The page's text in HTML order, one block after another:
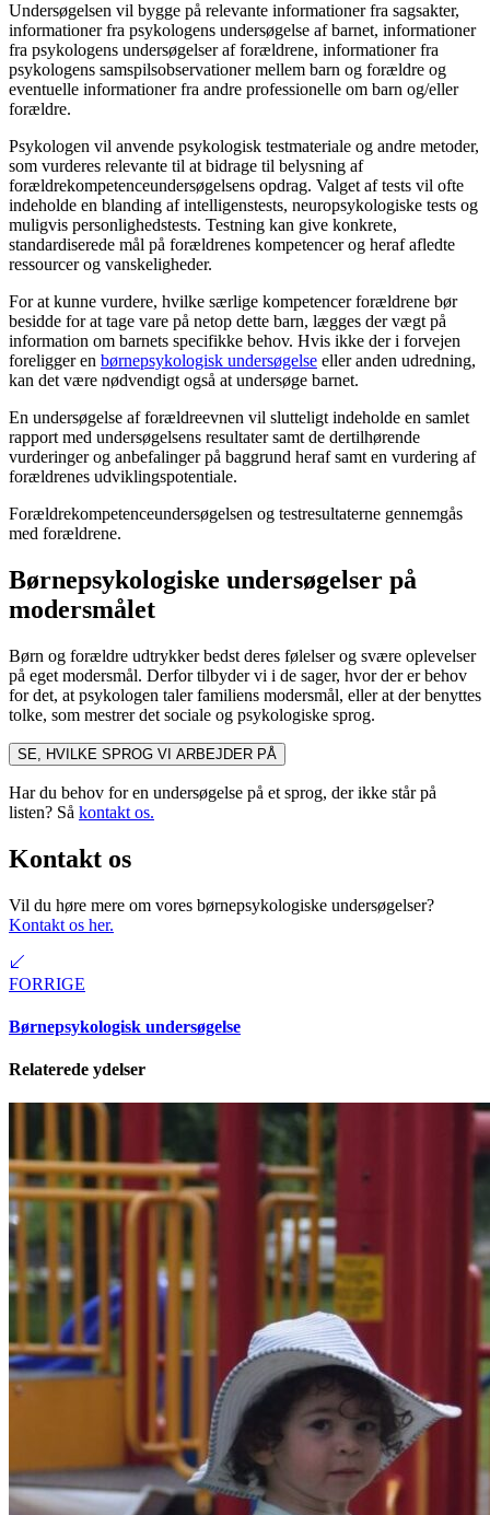
Undersøgelsen vil bygge på relevante informationer fra sagsakter,
informationer fra psykologens undersøgelse af barnet, informationer
fra psykologens undersøgelser af forældrene, informationer fra
psykologens samspilsobservationer mellem barn og forældre og
eventuelle informationer fra andre professionelle om barn og/eller
forældre.
Psykologen vil anvende psykologisk testmateriale og andre metoder,
som vurderes relevante til at bidrage til belysning af
forældrekompetenceundersøgelsens opdrag. Valget af tests vil ofte
indeholde en blanding af intelligenstests, neuropsykologiske tests og
muligvis personlighedstests. Testning kan give konkrete,
standardiserede mål på forældrenes kompetencer og heraf afledte
ressourcer og vanskeligheder.
For at kunne vurdere, hvilke særlige kompetencer forældrene bør
besidde for at tage vare på netop dette barn, lægges der vægt på
information om barnets specifikke behov. Hvis ikke der i forvejen
foreligger en børnepsykologisk undersøgelse eller anden udredning,
kan det være nødvendigt også at undersøge barnet.
En undersøgelse af forældreevnen vil slutteligt indeholde en samlet
rapport med undersøgelsens resultater samt de dertilhørende
vurderinger og anbefalinger på baggrund heraf samt en vurdering af
forældrenes udviklingspotentiale.
Forældrekompetenceundersøgelsen og testresultaterne gennemgås
med forældrene.
Børnepsykologiske undersøgelser på
modersmålet
Børn og forældre udtrykker bedst deres følelser og svære oplevelser
på eget modersmål. Derfor tilbyder vi i de sager, hvor der er behov
for det, at psykologen taler familiens modersmål, eller at der benyttes
tolke, som mestrer det sociale og psykologiske sprog.
SE, HVILKE SPROG VI ARBEJDER PÅ
Har du behov for en undersøgelse på et sprog, der ikke står på
listen? Så kontakt os.
Kontakt os
Vil du høre mere om vores børnepsykologiske undersøgelser?
Kontakt os her.
FORRIGE
Børnepsykologisk undersøgelse
Relaterede ydelser